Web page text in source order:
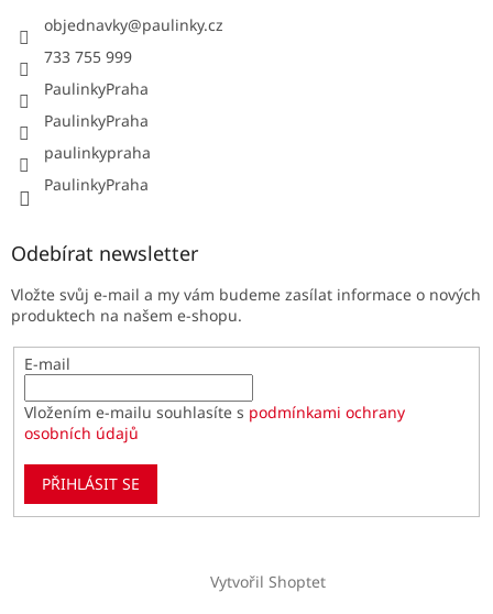
objednavky@paulinky.cz
733 755 999
PaulinkyPraha
PaulinkyPraha
paulinkypraha
PaulinkyPraha
Odebírat newsletter
Vložte svůj e-mail a my vám budeme zasílat informace o nových
produktech na našem e-shopu.
E-mail
Vložením e-mailu souhlasíte s podmínkami ochrany
osobních údajů
PŘIHLÁSIT SE
Vytvořil Shoptet